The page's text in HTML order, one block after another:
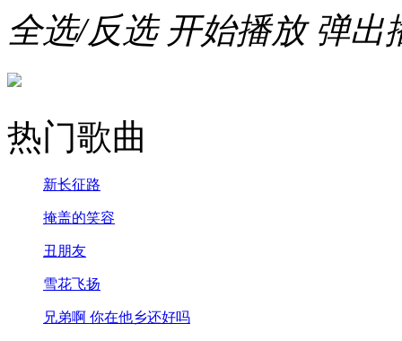
全选/反选 开始播放 弹出
热门歌曲
新长征路
掩盖的笑容
丑朋友
雪花飞扬
兄弟啊 你在他乡还好吗